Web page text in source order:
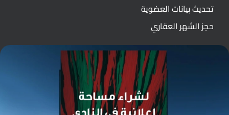
تحديث بيانات العضوية
حجز الشهر العقاري